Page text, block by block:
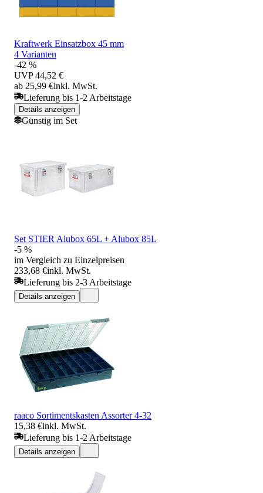
Kraftwerk Einsatzbox 45 mm
4 Varianten
-42 %
UVP 44,52 €
ab 25,99 €inkl. MwSt.
Lieferung bis 1-2 Arbeitstage
Details anzeigen
Günstig im Set
Set STIER Alubox 65L + Alubox 85L
-5 %
im Vergleich zu Einzelpreisen
233,68 €inkl. MwSt.
Lieferung bis 2-3 Arbeitstage
Details anzeigen
raaco Sortimentskasten Assorter 4-32
15,38 €inkl. MwSt.
Lieferung bis 1-2 Arbeitstage
Details anzeigen